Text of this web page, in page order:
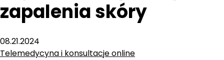
zapalenia skóry
08.21.2024
Telemedycyna i konsultacje online